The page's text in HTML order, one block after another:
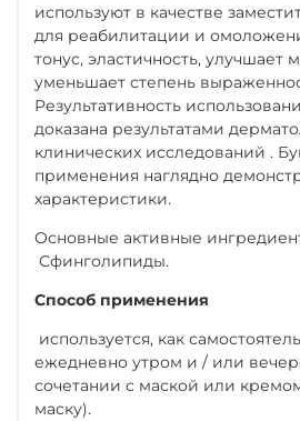
используют в качестве
для реабилитации и
тонус, эластичность,
уменьшает степень
Результативность
доказана результатами
клинических исследований .
применения наглядно
характеристики.
Основные активные
Сфинголипиды.
Способ применения
используется, как
ежедневно утром и / или
сочетании с маской или
маску).